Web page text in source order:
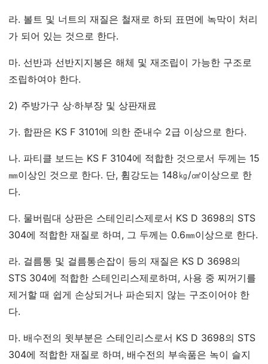
라. 볼트 및 너트의 재질은 철재로 하되 표면에 녹막이 처리
가 되어 있는 것으로 한다.
마. 선반과 선반지지봉은 해체 및 재조립이 가능한 구조로
조립하여야 한다.
2) 주방가구 상·하부장 및 상판재료
가. 합판은 KS F 3101에 의한 준내수 2급 이상으로 한다.
나. 파티클 보드는 KS F 3104에 적합한 것으로서 두께는 15
㎜이상인 것으로 한다. 단, 휨강도는 148㎏/㎠이상으로 한
다.
다. 물버림대 상판은 스테인리스제로서 KS D 3698의 STS
304에 적합한 재질로 하며, 그 두께는 0.6㎜이상으로 한다.
라. 걸름통 및 걸름통손잡이 등의 재질은 KS D 3698의
STS 304에 적합한 스테인리스제로하며, 사용 중 찌꺼기를
제거할 때 쉽게 손상되거나 파손되지 않는 구조이어야 한
다.
마. 배수전의 윗부분은 스테인리스로서 KS D 3698의 STS
304에 적합한 재질로 하며, 배수전의 부속품은 녹이 슬지